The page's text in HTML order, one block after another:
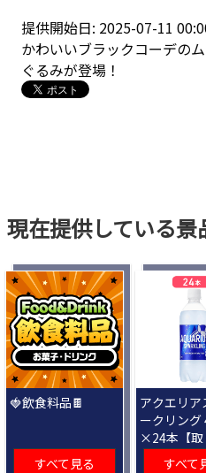
提供開始日: 2025-07-11
かわいいブラックコーデの
ぐるみが登場！
現在提供している景
🍓飲食料品🍫
すべて見る
アクエリア
ークリン
×24本【取
入荷後次
すべて